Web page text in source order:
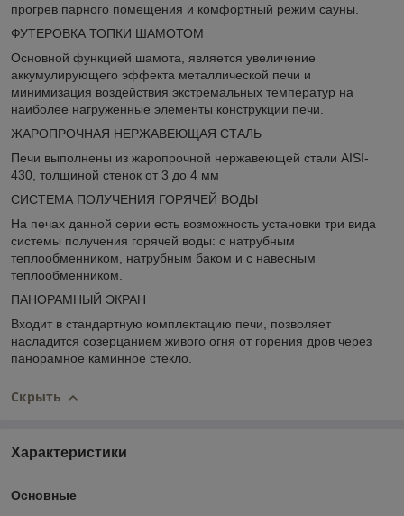
прогрев парного помещения и комфортный режим сауны.
ФУТЕРОВКА ТОПКИ ШАМОТОМ
Основной функцией шамота, является увеличение
аккумулирующего эффекта металлической печи и
минимизация воздействия экстремальных температур на
наиболее нагруженные элементы конструкции печи.
ЖАРОПРОЧНАЯ НЕРЖАВЕЮЩАЯ СТАЛЬ
Печи выполнены из жаропрочной нержавеющей стали AISI-
430, толщиной стенок от 3 до 4 мм
СИСТЕМА ПОЛУЧЕНИЯ ГОРЯЧЕЙ ВОДЫ
На печах данной серии есть возможность установки три вида
системы получения горячей воды: с натрубным
теплообменником, натрубным баком и с навесным
теплообменником.
ПАНОРАМНЫЙ ЭКРАН
Входит в стандартную комплектацию печи, позволяет
насладится созерцанием живого огня от горения дров через
панорамное каминное стекло.
Скрыть
Характеристики
Основные